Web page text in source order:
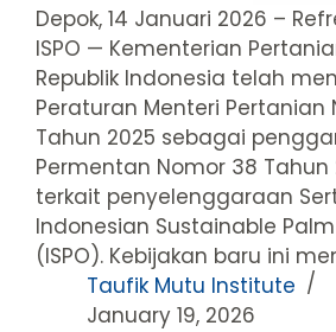
Depok, 14 Januari 2026 –
ISPO — Kementerian
Republik Indonesia telah
Peraturan Menteri Pertanian
Tahun 2025 sebagai
Permentan Nomor 38 Tahun
terkait penyelenggaraan
Indonesian Sustainable
(ISPO). Kebijakan baru ini
Taufik Mutu Institute
January 19, 2026